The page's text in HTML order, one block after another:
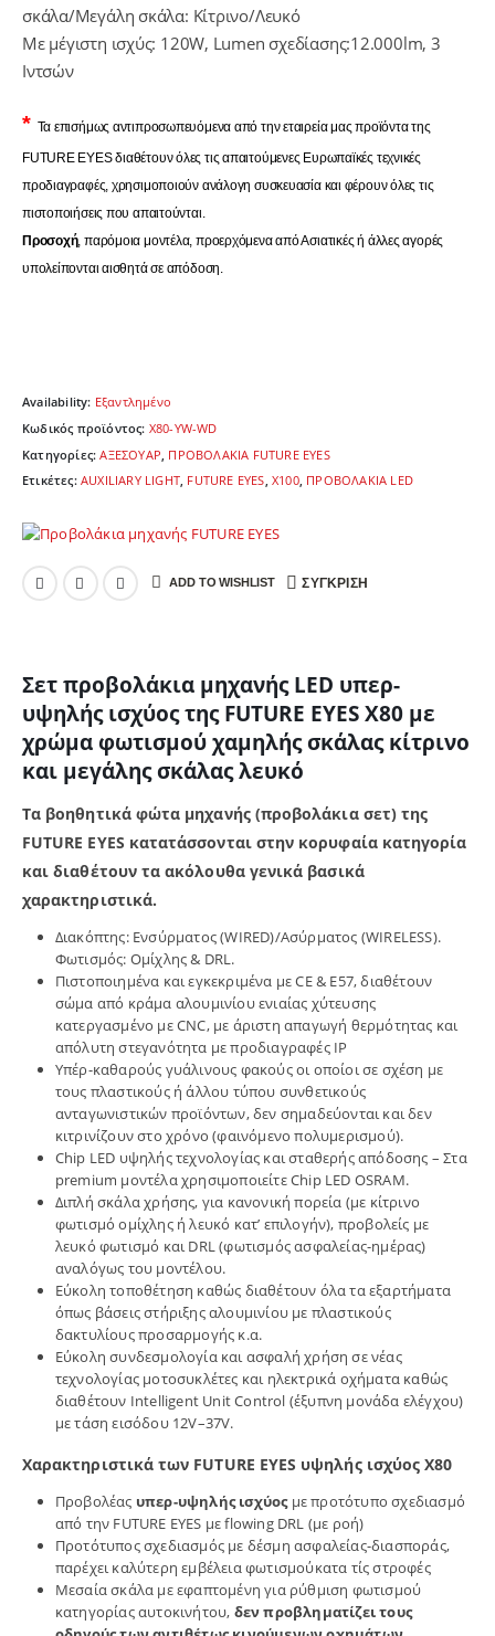
σκάλα/Μεγάλη σκάλα: Κίτρινο/Λευκό
Με μέγιστη ισχύς: 120W, Lumen σχεδίασης:12.000lm, 3
Ιντσών
* Τα επισήμως αντιπροσωπευόμενα από την εταιρεία μας προϊόντα της
FUTURE EYES διαθέτουν όλες τις απαιτούμενες Ευρωπαϊκές τεχνικές
προδιαγραφές, χρησιμοποιούν ανάλογη συσκευασία και φέρουν όλες τις
πιστοποιήσεις που απαιτούνται.
Προσοχή, παρόμοια μοντέλα, προερχόμενα από Ασιατικές ή άλλες αγορές
υπολείπονται αισθητά σε απόδοση.
Availability: Εξαντλημένο
Κωδικός προϊόντος: X80-ΥW-WD
Κατηγορίες:ΑΞΕΣΟΥΑΡ ΠΡΟΒΟΛΑΚΙΑ FUTURE EYES
Ετικέτες: AUXILIARY LIGHT, FUTURE EYES,X100, ΠΡΟΒΟΛΑΚΙΑ LED
ADD TO WISHLIST ΣΎΓΚΡΙΣΗ
Σετ προβολάκια μηχανής LED υπερ-
υψηλής ισχύος της FUTURE EYES X80 με
χρώμα φωτισμού χαμηλής σκάλας κίτρινο
και μεγάλης σκάλας λευκό
Τα βοηθητικά φώτα μηχανής (προβολάκια σετ) της
FUTURE EYES κατατάσσονται στην κορυφαία κατηγορία
και διαθέτουν τα ακόλουθα γενικά βασικά
χαρακτηριστικά.
Διακόπτης: Ενσύρματος (WIRED)/Ασύρματος (WIRELESS).
Φωτισμός: Ομίχλης & DRL.
Πιστοποιημένα και εγκεκριμένα με CE & E57, διαθέτουν
σώμα από κράμα αλουμινίου ενιαίας χύτευσης
κατεργασμένο με CNC, με άριστη απαγωγή θερμότητας και
απόλυτη στεγανότητα με προδιαγραφές IP
Υπέρ-καθαρούς γυάλινους φακούς οι οποίοι σε σχέση με
τους πλαστικούς ή άλλου τύπου συνθετικούς
ανταγωνιστικών προϊόντων, δεν σημαδεύονται και δεν
κιτρινίζουν στο χρόνο (φαινόμενο πολυμερισμού).
Chip LED υψηλής τεχνολογίας και σταθερής απόδοσης – Στα
premium μοντέλα χρησιμοποιείτε Chip LED OSRAM.
Διπλή σκάλα χρήσης, για κανονική πορεία (με κίτρινο
φωτισμό ομίχλης ή λευκό κατ’ επιλογήν), προβολείς με
λευκό φωτισμό και DRL (φωτισμός ασφαλείας-ημέρας)
αναλόγως του μοντέλου.
Εύκολη τοποθέτηση καθώς διαθέτουν όλα τα εξαρτήματα
όπως βάσεις στήριξης αλουμινίου με πλαστικούς
δακτυλίους προσαρμογής κ.α.
Εύκολη συνδεσμολογία και ασφαλή χρήση σε νέας
τεχνολογίας μοτοσυκλέτες και ηλεκτρικά οχήματα καθώς
διαθέτουν Intelligent Unit Control (έξυπνη μονάδα ελέγχου)
με τάση εισόδου 12V–37V.
Χαρακτηριστικά των FUTURE EYES υψηλής ισχύος X80
Προβολέας υπερ-υψηλής ισχύοςμε προτότυπο σχεδιασμό
από την FUTURE EYES με flowing DRL (με ροή)
Προτότυπος σχεδιασμός με δέσμη ασφαλείας-διασποράς,
παρέχει καλύτερη εμβέλεια φωτισμούκατα τίς στροφές
Μεσαία σκάλα με εφαπτομένη για ρύθμιση φωτισμού
κατηγορίας αυτοκινήτου, δεν προβληματίζει τους